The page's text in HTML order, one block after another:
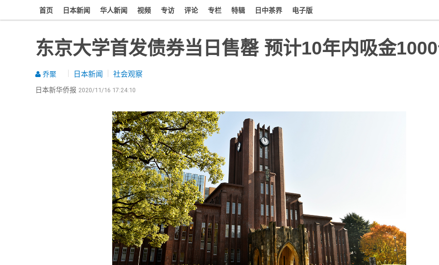
首页 日本新闻 华人新闻 视频 专访 评论 专栏 特辑 日中茶界 电子版
东京大学首发债券当日售罄 预计10年内吸金
乔聚 日本新闻 社会观察
日本新华侨报 2020/11/16 17:24:10